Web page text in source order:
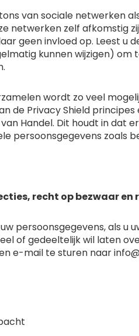
van sociale netwerken
netwerken zelf afkomstig
geen invloed op. Leest u
kunnen wijzigen) om
wordt zo veel
de Privacy Shield
Handel. Dit houdt in dat
persoonsgegevens zoals
recht op bezwaar
persoonsgegevens, als u
of gedeeltelijk wil laten
e-mail te sturen naar